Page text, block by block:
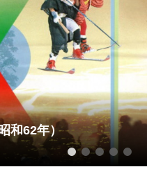
和62年）
1 2 3 4 5